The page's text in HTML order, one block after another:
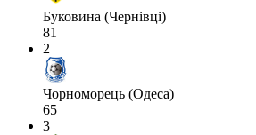
Буковина (Чернівці)
81
2
Чорноморець (Одеса)
65
3